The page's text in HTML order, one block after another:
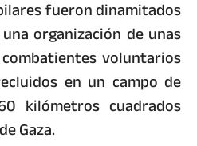
fueron dinamitados
organización de unas
voluntarios
en un campo de
kilómetros cuadrados
Gaza.